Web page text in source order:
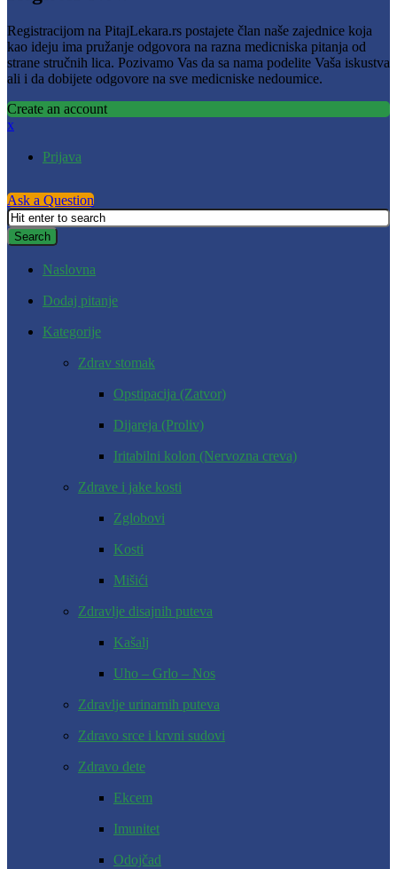
Registracijom na PitajLekara.rs postajete član naše zajednice koja
kao ideju ima pružanje odgovora na razna medicniska pitanja od
strane stručnih lica. Pozivamo Vas da sa nama podelite Vaša iskustva
ali i da dobijete odgovore na sve medicniske nedoumice.
Create an account
x
Prijava
Ask a Question
Naslovna
Dodaj pitanje
Kategorije
Zdrav stomak
Opstipacija (Zatvor)
Dijareja (Proliv)
Iritabilni kolon (Nervozna creva)
Zdrave i jake kosti
Zglobovi
Kosti
Mišići
Zdravlje disajnih puteva
Kašalj
Uho – Grlo – Nos
Zdravlje urinarnih puteva
Zdravo srce i krvni sudovi
Zdravo dete
Ekcem
Imunitet
Odojčad